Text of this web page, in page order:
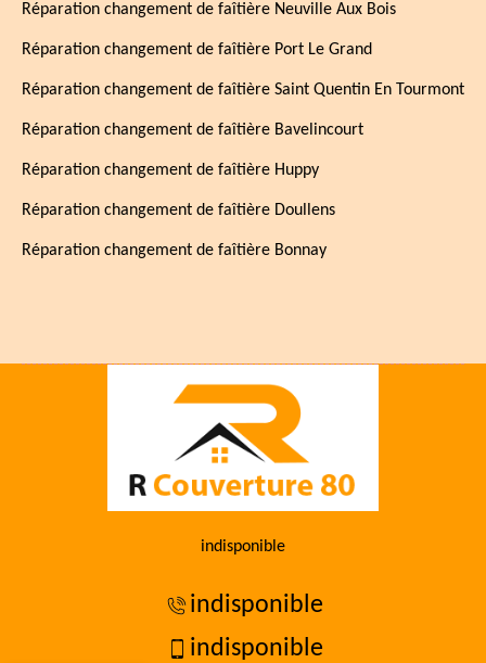
Réparation changement de faîtière Neuville Aux Bois
Réparation changement de faîtière Port Le Grand
Réparation changement de faîtière Saint Quentin En Tourmont
Réparation changement de faîtière Bavelincourt
Réparation changement de faîtière Huppy
Réparation changement de faîtière Doullens
Réparation changement de faîtière Bonnay
indisponible
indisponible
indisponible